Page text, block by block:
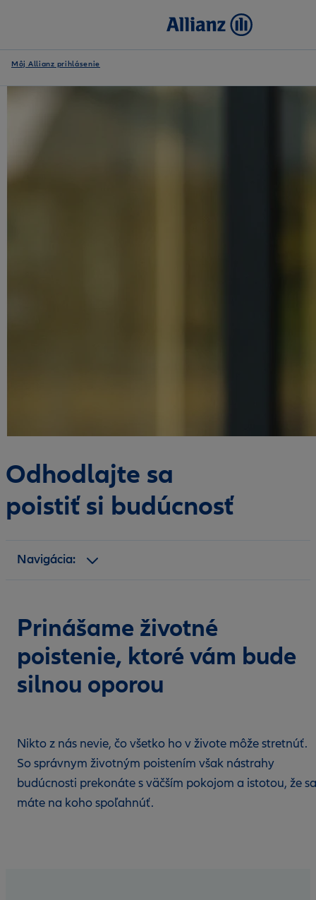
Môj Allianz prihlásenie
Odhodlajte sa
poistiť si budúcnosť
Navigácia:
Benefity
Prinášame životné
poistenie, ktoré vám bude
silnou oporou
Nikto z nás nevie, čo všetko ho v živote môže stretnúť.
So správnym životným poistením však nástrahy
budúcnosti prekonáte s väčším pokojom a istotou, že sa
máte na koho spoľahnúť.